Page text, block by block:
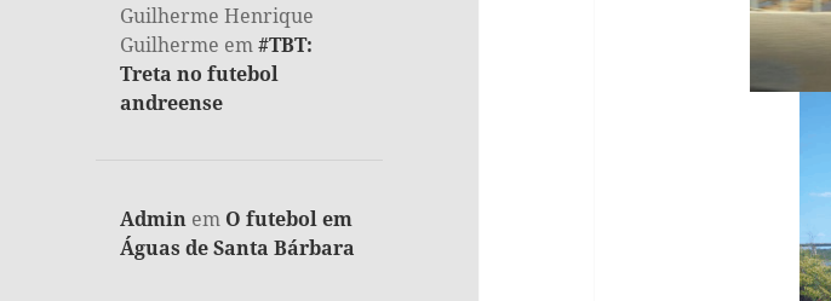
Guilherme Henrique
Guilherme em#TBT:
Treta no futebol
andreense
Admin em O futebol em
Águas de Santa Bárbara